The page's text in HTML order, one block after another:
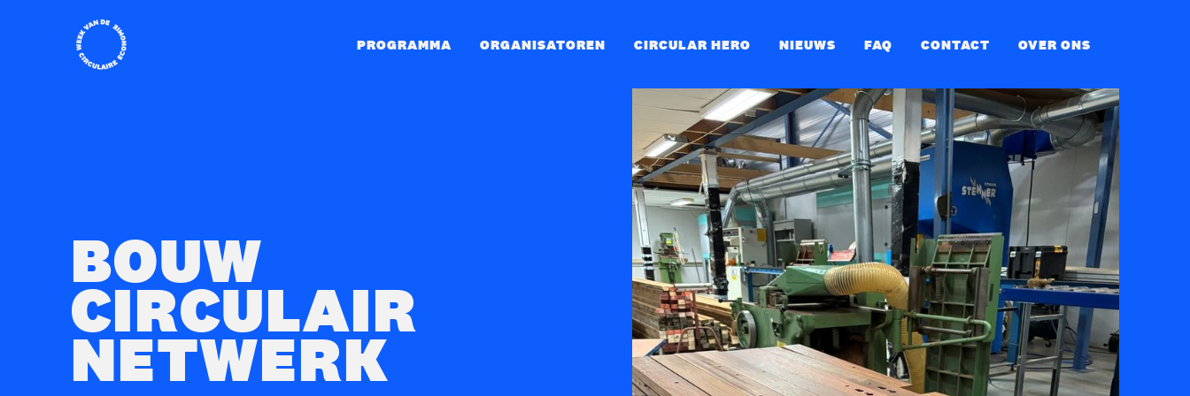
Home PROGRAMMA ORGANISATOREN CIRCULAR HERO NIEUWS FAQ CONTACT OVER ONS
BOUW
CIRCULAIR
NETWERK